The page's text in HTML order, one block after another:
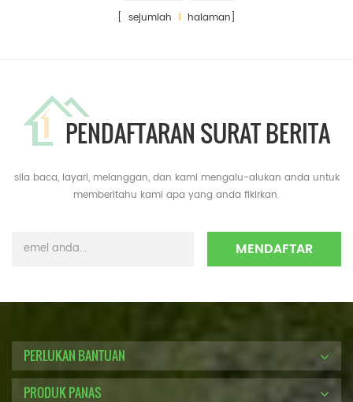
[ sejumlah 1 halaman]
PENDAFTARAN SURAT BERITA
sila baca, layari, melanggan, dan kami mengalu-alukan anda untuk
memberitahu kami apa yang anda fikirkan.
PERLUKAN BANTUAN
PRODUK PANAS